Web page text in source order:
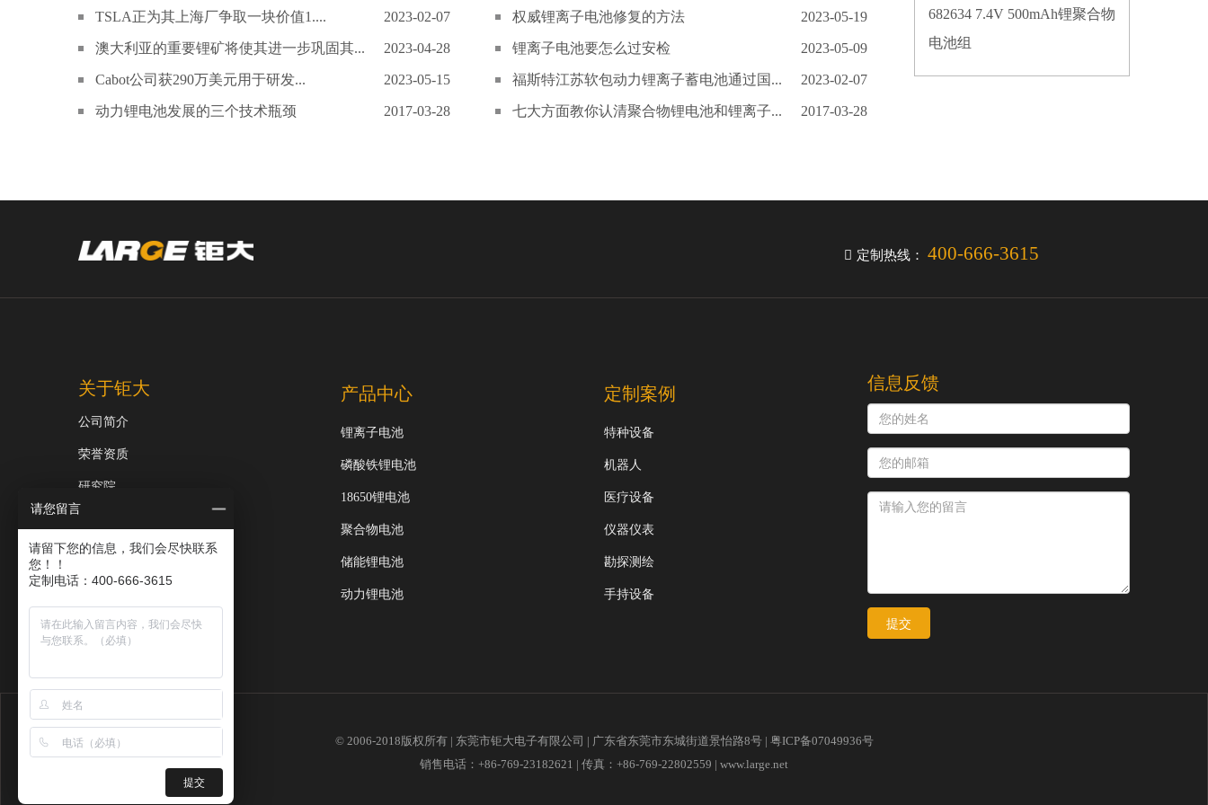
TSLA正为其上海厂争取一块价值1.... 2023-02-07 权威锂离子电池修复的方法 2023-05-19
澳大利亚的重要锂矿将使其进一步巩固其... 2023-04-28 锂离子电池要怎么过安检 2023-05-09
Cabot公司获290万美元用于研发... 2023-05-15 福斯特江苏软包动力锂离子蓄电池通过国... 2023-02-07
动力锂电池发展的三个技术瓶颈 2017-03-28 七大方面教你认清聚合物锂电池和锂离子... 2017-03-28
682634 7.4V 500mAh锂聚合物
电池组
定制热线： 400-666-3615
关于钜大
公司简介
荣誉资质
研究院
测试中心
公司新闻
联系我们
产品中心
锂离子电池
磷酸铁锂电池
18650锂电池
聚合物电池
储能锂电池
动力锂电池
定制案例
特种设备
机器人
医疗设备
仪器仪表
勘探测绘
手持设备
信息反馈
提交
© 2006-2018版权所有 | 东莞市钜大电子有限公司 | 广东省东莞市东城街道景怡路8号 | 粤ICP备07049936号
销售电话：+86-769-23182621 | 传真：+86-769-22802559 | www.large.net
请您留言
请留下您的信息，我们会尽快联系
您！！
定制电话：400-666-3615
提交